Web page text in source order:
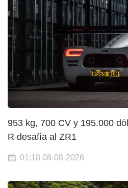
953 kg, 700 CV y 195.000
R desafía al ZR1
01:18 08-08-2026